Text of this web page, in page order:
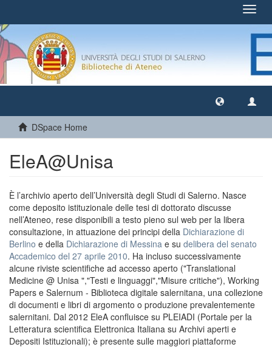
DSpace Home
EleA@Unisa
È l’archivio aperto dell’Università degli Studi di Salerno. Nasce
come deposito istituzionale delle tesi di dottorato discusse
nell’Ateneo, rese disponibili a testo pieno sul web per la libera
consultazione, in attuazione dei principi della Dichiarazione di
Berlino e della Dichiarazione di Messina e su delibera del senato
Accademico del 27 aprile 2010. Ha incluso successivamente
alcune riviste scientifiche ad accesso aperto ("Translational
Medicine @ Unisa ","Testi e linguaggi","Misure critiche"), Working
Papers e Salernum - Biblioteca digitale salernitana, una collezione
di documenti e libri di argomento o produzione prevalentemente
salernitani. Dal 2012 EleA confluisce su PLEIADI (Portale per la
Letteratura scientifica Elettronica Italiana su Archivi aperti e
Depositi Istituzionali); è presente sulle maggiori piattaforme